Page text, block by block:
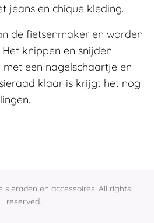
jeans en chique kleding.
de fietsenmaker en worden
knippen en snijden
een nagelschaartje en
klaar is krijgt het nog
en accessoires. All rights
reserved.